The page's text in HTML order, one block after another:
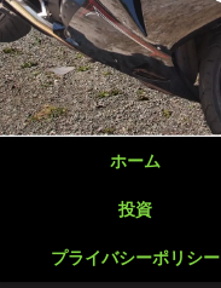
ホーム
投資
プライバシーポリシー